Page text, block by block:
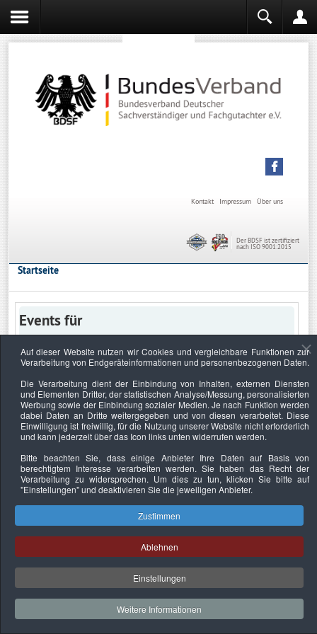
Über uns
Impressum
Kontakt
Der BDSF ist zertifiziert
nach ISO 9001:2015
Startseite
Events für
Keine Termine
Datenschutzerklärung Urheberrechtsnachweise Nachhaltigkeit
Copyright © 2026. Bundesverband Deutscher
Sachverständiger und Fachgutachter e.V..
Auf dieser Website nutzen wir Cookies und vergleichbare Funktionen zur
Verarbeitung von Endgeräteinformationen und personenbezogenen Daten.
Die Verarbeitung dient der Einbindung von Inhalten, externen Diensten
und Elementen Dritter, der statistischen Analyse/Messung, personalisierten
Werbung sowie der Einbindung sozialer Medien. Je nach Funktion werden
dabei Daten an Dritte weitergegeben und von diesen verarbeitet. Diese
Einwilligung ist freiwillig, für die Nutzung unserer Website nicht erforderlich
und kann jederzeit über das Icon links unten widerrufen werden.
Bitte beachten Sie, dass einige Anbieter Ihre Daten auf Basis von
berechtigtem Interesse verarbeiten werden. Sie haben das Recht der
Verarbeitung zu widersprechen. Um dies zu tun, klicken Sie bitte auf
"Einstellungen"und deaktivieren Sie die jeweiligen Anbieter.
Zustimmen
Ablehnen
Einstellungen
Weitere Informationen